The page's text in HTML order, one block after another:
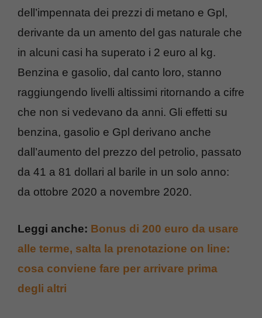
dell’impennata dei prezzi di metano e Gpl,
derivante da un amento del gas naturale che
in alcuni casi ha superato i 2 euro al kg.
Benzina e gasolio, dal canto loro, stanno
raggiungendo livelli altissimi ritornando a cifre
che non si vedevano da anni. Gli effetti su
benzina, gasolio e Gpl derivano anche
dall’aumento del prezzo del petrolio, passato
da 41 a 81 dollari al barile in un solo anno:
da ottobre 2020 a novembre 2020.
Leggi anche: Bonus di 200 euro da usare
alle terme, salta la prenotazione on line:
cosa conviene fare per arrivare prima
degli altri